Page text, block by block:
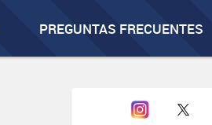
PREGUNTAS FRECUENTES